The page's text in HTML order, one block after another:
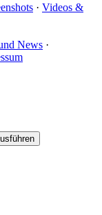
· Videos &
News ·